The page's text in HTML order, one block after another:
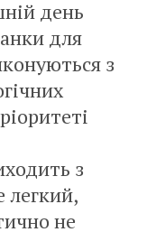
день
для
з
з
легкий,
не